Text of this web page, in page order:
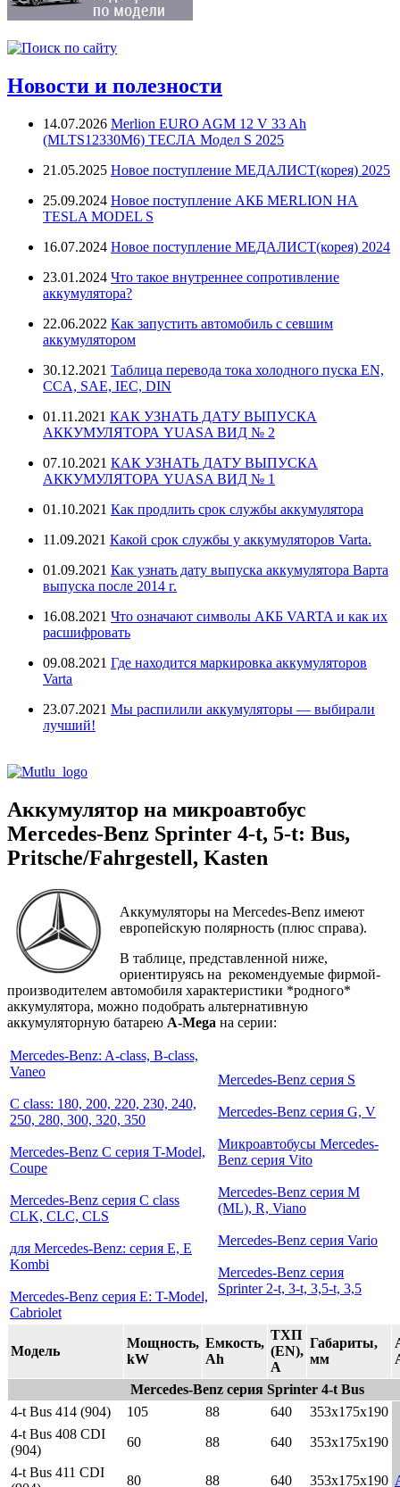
Новости и полезности
14.07.2026 Merlion EURO AGM 12 V 33 Ah
(MLTS12330M6) ТЕСЛА Модел S 2025
21.05.2025 Новое поступление МЕДАЛИСТ(корея) 2025
25.09.2024 Новое поступление АКБ MERLION НА
TESLA MODEL S
16.07.2024 Новое поступление МЕДАЛИСТ(корея) 2024
23.01.2024 Что такое внутреннее сопротивление
аккумулятора?
22.06.2022 Как запустить автомобиль с севшим
аккумулятором
30.12.2021 Таблица перевода тока холодного пуска EN,
CCA, SAE, IEC, DIN
01.11.2021 КАК УЗНАТЬ ДАТУ ВЫПУСКА
АККУМУЛЯТОРА YUASA ВИД № 2
07.10.2021 КАК УЗНАТЬ ДАТУ ВЫПУСКА
АККУМУЛЯТОРА YUASA ВИД № 1
01.10.2021 Как продлить срок службы аккумулятора
11.09.2021 Какой срок службы у аккумуляторов Varta.
01.09.2021 Как узнать дату выпуска аккумулятора Варта
выпуска после 2014 г.
16.08.2021 Что означают символы АКБ VARTA и как их
расшифровать
09.08.2021 Где находится маркировка аккумуляторов
Varta
23.07.2021 Мы распилили аккумуляторы — выбирали
лучший!
Аккумулятор на микроавтобус
Mercedes-Benz Sprinter 4-t, 5-t: Bus,
Pritsche/Fahrgestell, Kasten
Аккумуляторы на Mercedes-Benz имеют
европейскую полярность (плюс справа).
В таблице, представленной ниже,
ориентируясь на рекомендуемые фирмой-
производителем автомобиля характеристики *родного*
аккумулятора, можно подобрать альтернативную
аккумуляторную батарею A-Mega на серии:
Mercedes-Benz: A-class, В-class,
Vaneo
C class: 180, 200, 220, 230, 240,
250, 280, 300, 320, 350
Mercedes-Benz C серия T-Model,
Coupe
Mercedes-Benz серия C class
CLK, CLC, CLS
для Mercedes-Benz: серия Е, Е
Kombi
Mercedes-Benz серия Е: T-Model,
Cabriolet
Mercedes-Benz серия S
Mercedes-Benz серия G, V
Микроавтобусы Mercedes-
Benz серия Vito
Mercedes-Benz серия M
(ML), R, Viano
Mercedes-Benz серия Vario
Mercedes-Benz серия
Sprinter 2-t, 3-t, 3,5-t, 3,5
Модель
Мощность,
kW
Емкость,
Ah
ТХП
(EN),
A
Габариты,
мм
Mercedes-Benz серия Sprinter 4-t Bus
4-t Bus 414 (904)
105 88 640 353x175x190
4-t Bus 408 CDI
(904)
60 88 640
353x175x190
4-t Bus 411 CDI
80 88 640 353x175x190